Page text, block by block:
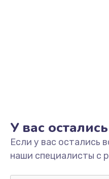
У вас
Если у вас остались
наши специалисты с